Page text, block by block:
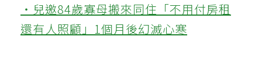
‧兒邀84歲寡母搬來同住「不用付房租
還有人照顧」1個月後幻滅心寒